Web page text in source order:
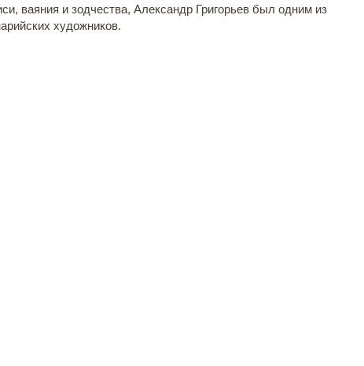
ваяния и зодчества, Александр Григорьев был одним из
художников.